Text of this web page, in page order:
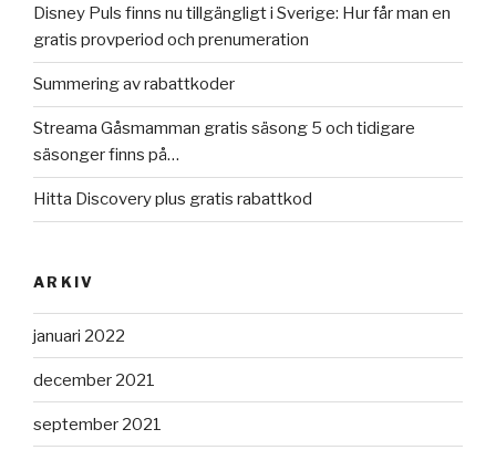
Disney Puls finns nu tillgängligt i Sverige: Hur får man en
gratis provperiod och prenumeration
Summering av rabattkoder
Streama Gåsmamman gratis säsong 5 och tidigare
säsonger finns på…
Hitta Discovery plus gratis rabattkod
ARKIV
januari 2022
december 2021
september 2021